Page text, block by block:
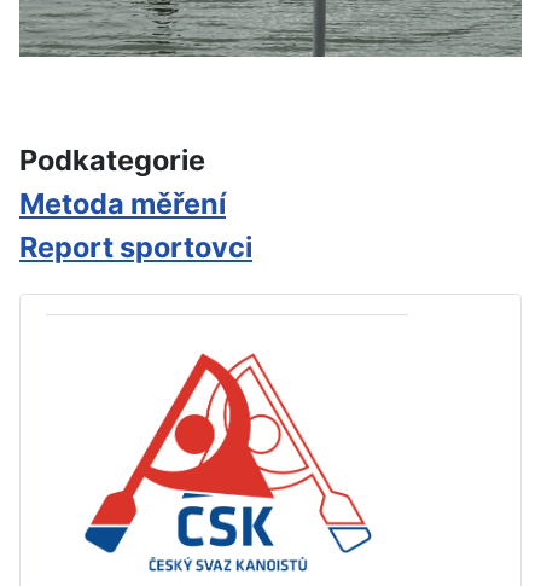
Podkategorie
Metoda měření
Report sportovci